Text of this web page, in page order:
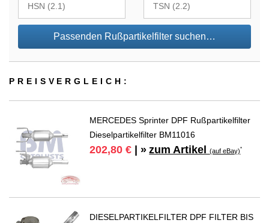
Passenden Rußpartikelfilter suchen…
PREIS­VER­GLEICH:
MERCEDES Sprinter DPF Rußpartikelfilter
Dieselpartikelfilter BM11016
202,80 € | » zum Artikel(auf eBay)*
DIESELPARTIKELFILTER DPF FILTER BIS